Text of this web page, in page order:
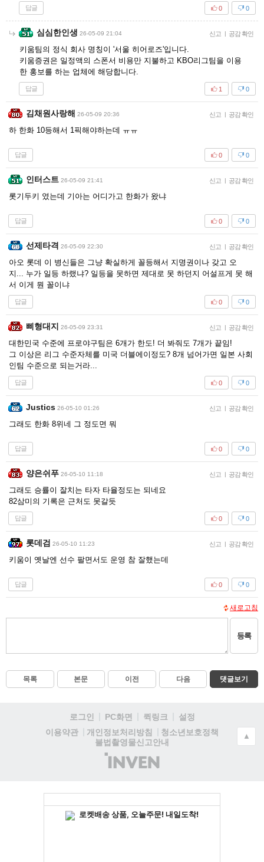
답글 0
0
심심한인생 26-05-09 21:04 신고 | 공감 확인
키움팀의 정식 회사 명칭이 '서울 히어로즈'입니다.
키움증권은 일정액의 스폰서 비용만 지불하고 KBO리그팀을 이용
한 홍보를 하는 업체에 해당합니다.
답글 0
1
김채원사랑해 26-05-09 20:36 신고 | 공감 확인
하 한화 10등해서 1픽해야하는데 ㅠㅠ
답글 0
0
인터스트 26-05-09 21:41 신고 | 공감 확인
롯기두키 였는데 기아는 어디가고 한화가 왔냐
답글 0
0
선제타격 26-05-09 22:30 신고 | 공감 확인
아오 롯데 이 병신들은 그냥 확실하게 꼴등해서 지명권이나 갖고 오
지... 누가 일등 하랬냐? 일등을 못하면 제대로 못 하던지 어설프게 못 해
서 이게 뭔 꼴이냐
답글 0
0
삐형대지 26-05-09 23:31 신고 | 공감 확인
대한민국 수준에 프로야구팀은 6개가 한도! 더 봐줘도 7개가 끝임!
그 이상은 리그 수준자체를 미국 더블에이정도? 8개 넘어가면 일본 사회
인팀 수준으로 되는거라...
답글 0
0
Justics 26-05-10 01:26 신고 | 공감 확인
그래도 한화 8위네 그 정도면 뭐
답글 0
0
양은쉬푸 26-05-10 11:18 신고 | 공감 확인
그래도 승률이 잘치는 타자 타율정도는 되네요
82삼미의 기록은 근처도 못갈듯
답글 0
0
롯데검 26-05-10 11:23 신고 | 공감 확인
키움이 옛날엔 선수 팔면서도 운영 참 잘했는데
답글 0
0
새로고침
등록
목록 본문 이전 다음 댓글보기
로그인 PC화면 퀵링크
설정
이용약관
개인정보처리방침
청소년보호정책
불법촬영물신고안내
(주)
인
▲